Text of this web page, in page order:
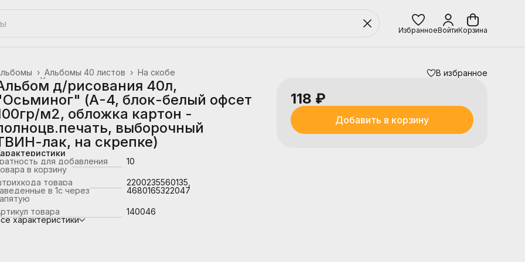
ИзбранноеВойтиКорзина
На скобе
Альбомы 40 листов ›
›
Канцтовары, школьные принадлежности
д/рисования 40л,
(А-4, блок-белый офсет
м2, обложка картон -
выборочный
лак, на скрепке)
для добавления
в корзину
10
товара
в 1с через
2200235560135,
4680165322047
товара
140046
характеристики
В избранное
118 ₽
Добавить в корзину